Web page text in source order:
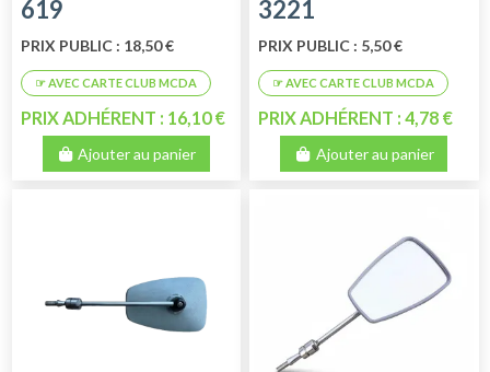
619
PRIX PUBLIC : 18,50 €
PRIX ADHÉRENT : 16,10 €
Ajouter au panier
3221
PRIX PUBLIC : 5,50 €
PRIX ADHÉRENT : 4,78 €
Ajouter au panier